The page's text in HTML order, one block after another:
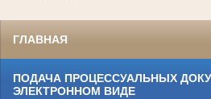
ГЛАВНАЯ
ПОДАЧА ПРОЦЕССУАЛЬНЫХ
ЭЛЕКТРОННОМ ВИДЕ